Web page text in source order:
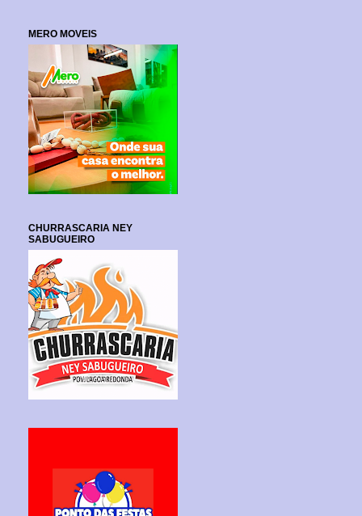
MERO MOVEIS
CHURRASCARIA NEY
SABUGUEIRO